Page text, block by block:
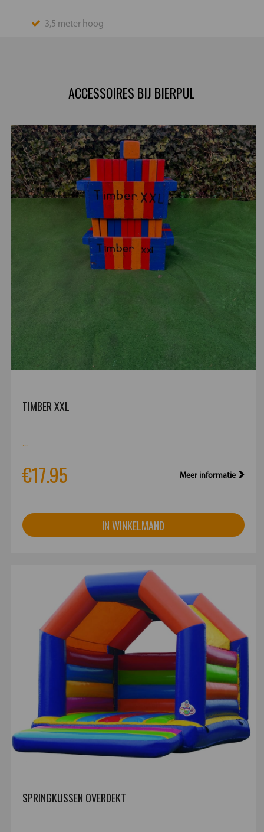
3,5 meter hoog
ACCESSOIRES BIJ BIERPUL
TIMBER XXL
...
€17.95 Meer informatie
IN WINKELMAND
SPRINGKUSSEN OVERDEKT